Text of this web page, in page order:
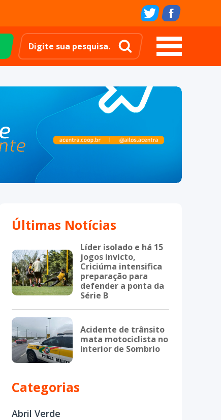
Últimas Notícias
Líder isolado e há 15
jogos invicto,
Criciúma intensifica
preparação para
defender a ponta da
Série B
Acidente de trânsito
mata motociclista no
interior de Sombrio
Categorias
Abril Verde